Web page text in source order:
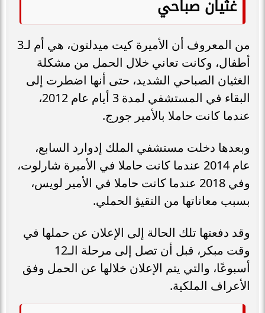
غثيان صباحي
من المعروف أن الأميرة كيت ميدلتون، هي أم لـ3
أطفال، وكانت تعاني خلال الحمل من مشكلة
الغثيان الصباحي الشديد، حتى أنها اضطرت إلى
البقاء في المستشفي لمدة 3 أيام عام 2012،
عندما كانت حاملا بالأمير جورج.
وبعدها دخلت مستشفي الملك إدوارد السابع،
عام 2014 عندما كانت حاملا في الأميرة شارلوت،
وفي 2018 عندما كانت حاملا في الأمير لويس،
بسبب معاناتها من التقيؤ الحملي.
وقد دفعتها تلك الحالة إلى الإعلان عن حملها في
وقت مبكر، قبل أن تصل إلى مرحلة الـ12
أسبوعًا، والتي يتم الإعلان خلالها عن الحمل وفق
الأعراف الملكية.